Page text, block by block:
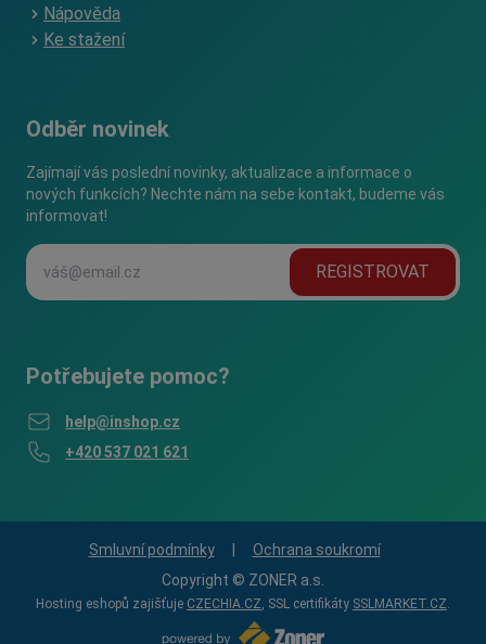
Nápověda
Ke stažení
Odběr novinek
Zajímají vás poslední novinky, aktualizace a informace o
nových funkcích? Nechte nám na sebe kontakt, budeme vás
informovat!
REGISTROVAT
Potřebujete pomoc?
help@inshop.cz
+420 537 021 621
Smluvní podmínky
Ochrana soukromí
Copyright © ZONER a.s.
Hosting eshopů zajišťuje CZECHIA.CZ, SSL certifikáty SSLMARKET.CZ.